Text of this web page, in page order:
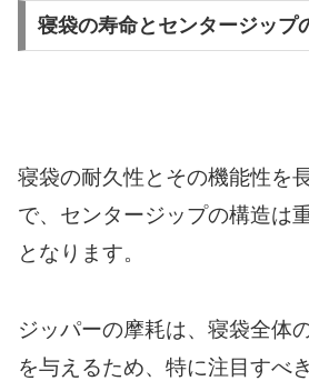
寝袋の寿命とセンタージップ
寝袋の耐久性とその機能性を
で、センタージップの構造は
となります。
ジッパーの摩耗は、寝袋全体
を与えるため、特に注目すべ